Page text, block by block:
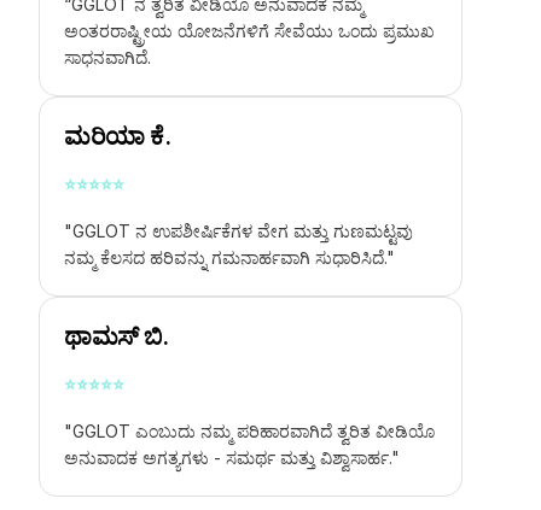
“GGLOT ನತ್ವರಿತ ವೀಡಿಯೊ ಅನುವಾದಕನಮ್ಮ
ಅಂತರರಾಷ್ಟ್ರೀಯ ಯೋಜನೆಗಳಿಗೆ ಸೇವೆಯು ಒಂದು ಪ್ರಮುಖ
ಸಾಧನವಾಗಿದೆ.
ಮರಿಯಾ ಕೆ.
⭐⭐⭐⭐⭐
"GGLOT ನ ಉಪಶೀರ್ಷಿಕೆಗಳ ವೇಗ ಮತ್ತು ಗುಣಮಟ್ಟವು
ನಮ್ಮ ಕೆಲಸದ ಹರಿವನ್ನು ಗಮನಾರ್ಹವಾಗಿ ಸುಧಾರಿಸಿದೆ."
ಥಾಮಸ್ ಬಿ.
⭐⭐⭐⭐⭐
"GGLOT ಎಂಬುದು ನಮ್ಮ ಪರಿಹಾರವಾಗಿದೆತ್ವರಿತ ವೀಡಿಯೊ
ಅನುವಾದಕಅಗತ್ಯಗಳು - ಸಮರ್ಥ ಮತ್ತು ವಿಶ್ವಾಸಾರ್ಹ."